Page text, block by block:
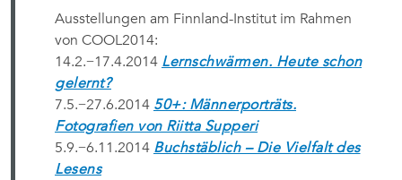
Ausstellungen am Finnland-Institut im Rahmen
von COOL2014:
14.2.−17.4.2014 Lernschwärmen. Heute schon
gelernt?
7.5.−27.6.2014 50+: Männerporträts.
Fotografien von Riitta Supperi
5.9.−6.11.2014 Buchstäblich – Die Vielfalt des
Lesens